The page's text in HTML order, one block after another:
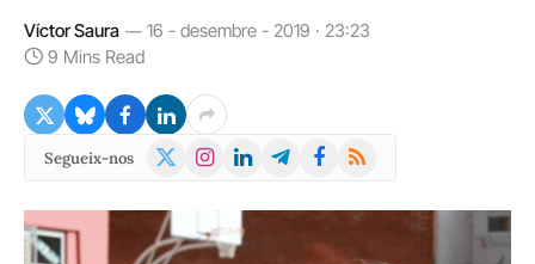
Víctor Saura
16 - desembre - 2019 · 23:23
9 Mins Read
Segueix-nos
X
Instagram
LinkedInTelegramFacebook
RSS